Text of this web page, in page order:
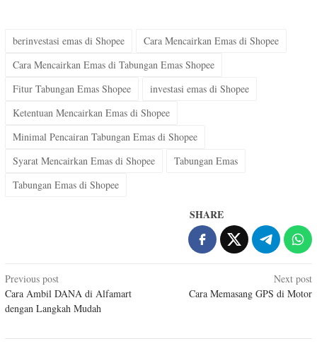
berinvestasi emas di Shopee
Cara Mencairkan Emas di Shopee
Cara Mencairkan Emas di Tabungan Emas Shopee
Fitur Tabungan Emas Shopee
investasi emas di Shopee
Ketentuan Mencairkan Emas di Shopee
Minimal Pencairan Tabungan Emas di Shopee
Syarat Mencairkan Emas di Shopee
Tabungan Emas
Tabungan Emas di Shopee
SHARE
Post
navigation
Previous post
Cara Ambil DANA di Alfamart
dengan Langkah Mudah
Next post
Cara Memasang GPS di Motor